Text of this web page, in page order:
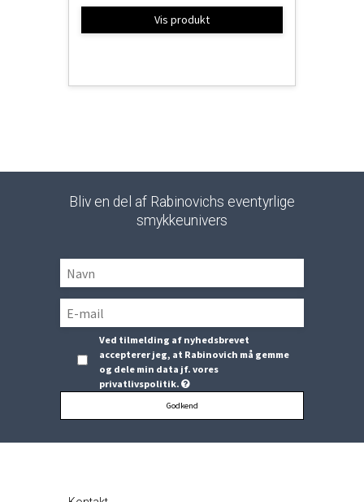
Vis produkt
Bliv en del af Rabinovichs eventyrlige
smykkeunivers
Ved tilmelding af nyhedsbrevet
accepterer jeg, at Rabinovich må gemme
og dele min data jf. vores
privatlivspolitik.
Godkend